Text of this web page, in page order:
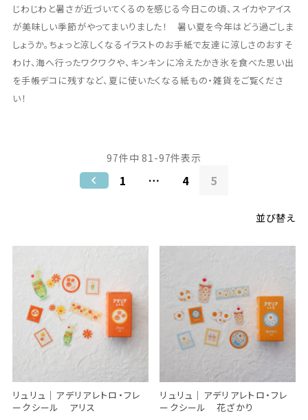
じわじわと暑さが近づいてくるのを感じる今日この頃、スイカやアイス
が美味しい季節がやってまいりました！ 暑い夏を今年はどう過ごしま
しょうか。ちょっと涼しくなるイラストのお手紙で友達に涼しさのおすそ
わけ、海へ行ったワクワクや、キンキンに冷えたかき氷を食べた思い出
を手帳デコに残すなど、夏に使いたくなる紙もの・雑貨をご覧くださ
い！
並び替え
97件中 81-97件表示
1 … 4 5
リュリュ｜アデリアレトロ・フレ
ークシール アリス
リュリュ｜アデリアレトロ・フレ
ークシール 花ざかり